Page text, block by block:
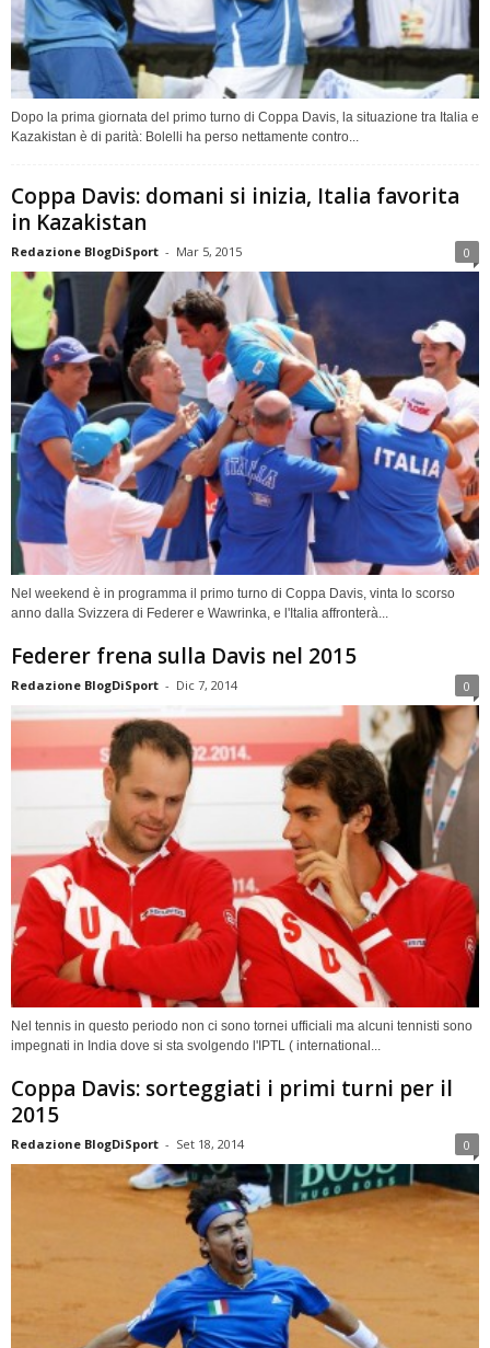
Dopo la prima giornata del primo turno di Coppa Davis, la situazione tra Italia e
Kazakistan è di parità: Bolelli ha perso nettamente contro...
Coppa Davis: domani si inizia, Italia favorita
in Kazakistan
Redazione BlogDiSport - Mar 5, 2015 0
Nel weekend è in programma il primo turno di Coppa Davis, vinta lo scorso
anno dalla Svizzera di Federer e Wawrinka, e l'Italia affronterà...
Federer frena sulla Davis nel 2015
Redazione BlogDiSport - Dic 7, 2014 0
Nel tennis in questo periodo non ci sono tornei ufficiali ma alcuni tennisti sono
impegnati in India dove si sta svolgendo l'IPTL ( international...
Coppa Davis: sorteggiati i primi turni per il
2015
Redazione BlogDiSport - Set 18, 2014 0